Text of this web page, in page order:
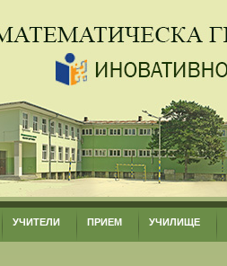
УЧИТЕЛИ ПРИЕМ УЧИЛИЩЕ